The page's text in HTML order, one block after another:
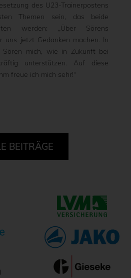
des U23-Trainerpostens
Themen sein, das beide
werden: „Über Sörens
uns jetzt Gedanken machen. In
Sören mich, wie in Zukunft bei
unterstützen. Auf diese
freue ich mich sehr!“
BEITRÄGE